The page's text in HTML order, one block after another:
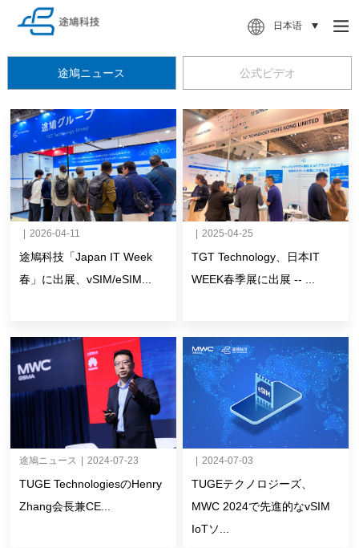
日本语
途鳩ニュース 公式ビデオ
| 2026-04-11
途鳩科技「Japan IT Week
春」に出展、vSIM/eSIM...
| 2025-04-25
TGT Technology、日本IT
WEEK春季展に出展 -- ...
途鳩ニュース 2024-07-23
TUGE TechnologiesのHenry
Zhang会長兼CE...
2024-07-03
TUGEテクノロジーズ、
MWC 2024で先進的なvSIM
IoTソ...